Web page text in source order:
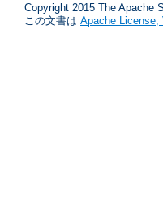
Copyright 2015 The Apache
この文書は Apache License,